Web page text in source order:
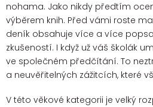
nohama. Jako nikdy předtím
výběrem knih. Před vámi roste
deník obsahuje více a více
zkušeností. I když už váš školák
ve společném předčítání. To
a neuvěřitelných zážitcích, které
V této věkové kategorii je velký